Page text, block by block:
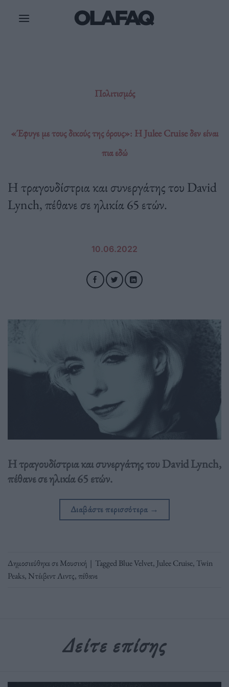
Πολιτισμός
«Έφυγε με τους δικούς της όρους»: Η Julee Cruise δεν είναι
πια εδώ
Η τραγουδίστρια και συνεργάτης του David
Lynch, πέθανε σε ηλικία 65 ετών.
10.06.2022
Η τραγουδίστρια και συνεργάτης του David Lynch,
πέθανε σε ηλικία 65 ετών.
Διαβάστε περισσότερα →
Δημοσιεύθηκε σεΜουσική | TaggedBlue Velvet, Julee Cruise, Twin
Peaks, Ντέιβιντ Λιντς,πέθανε
Δείτε επίσης